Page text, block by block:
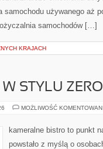
samochodu używanego aż
samochodów […]
KRAJACH
STYLU
MOŻLIWOŚĆ
kameralne bistro to punkt
powstało z myślą o